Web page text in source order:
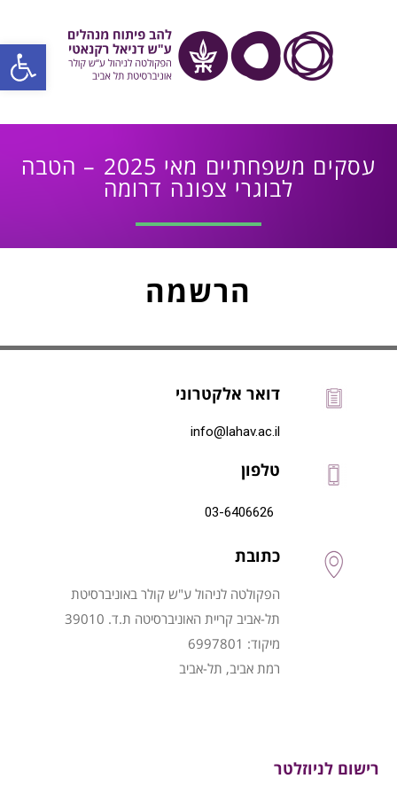
פתח
עסקים משפחתיים מאי 2025 – הטבה
לבוגרי צפונה דרומה
הרשמה
דואר אלקטרוני
info@lahav.ac.il
טלפון
03-6406626
כתובת
הפקולטה לניהול ע"ש קולר באוניברסיטת
תל-אביב קריית האוניברסיטה ת.ד. 39010
מיקוד: 6997801
רמת אביב, תל-אביב
רישום לניוזלטר